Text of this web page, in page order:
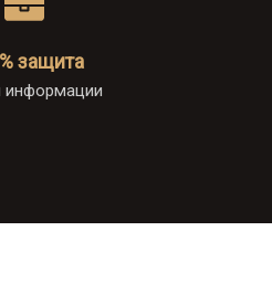
защита
информации